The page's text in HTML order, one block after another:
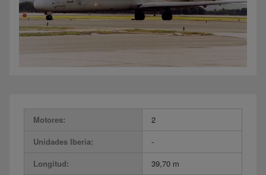
Motores:
2
Unidades Iberia:
-
Longitud:
39,70 m